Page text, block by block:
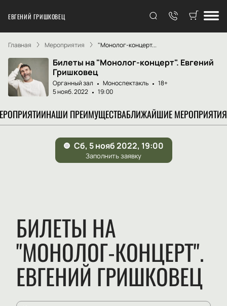
ЕВГЕНИЙ ГРИШКОВЕЦ
Главная Мероприятия "Монолог-концерт...
Билеты на "Монолог-концерт". Евгений
Гришковец
Органный зал Моноспектакль
18+
5 нояб. 2022
19:00
НАШИ ПРЕИМУЩЕСТВАБЛИЖАЙШИЕ МЕРОПРИЯТИЯ
БИЛЕТЫ НА
"МОНОЛОГ-КОНЦЕРТ".
ЕВГЕНИЙ ГРИШКОВЕЦ